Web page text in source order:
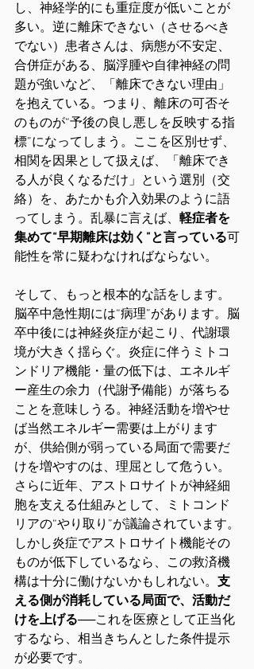
し、神経学的にも重症度が低いことが
多い。逆に離床できない（させるべき
でない）患者さんは、病態が不安定、
合併症がある、脳浮腫や自律神経の問
題が強いなど、「離床できない理由」
を抱えている。つまり、離床の可否そ
のものが“予後の良し悪しを反映する指
標”になってしまう。ここを区別せず、
相関を因果として扱えば、「離床でき
る人が良くなるだけ」という選別（交
絡）を、あたかも介入効果のように語
ってしまう。乱暴に言えば、 軽症者を
集めて“早期離床は効く”と言っている可
能性を常に疑わなければならない。
そして、もっと根本的な話をします。
脳卒中急性期には“病理”があります。脳
卒中後には神経炎症が起こり、代謝環
境が大きく揺らぐ。炎症に伴うミトコ
ンドリア機能・量の低下は、エネルギ
ー産生の余力（代謝予備能）が落ちる
ことを意味しうる。神経活動を増やせ
ば当然エネルギー需要は上がります
が、供給側が弱っている局面で需要だ
けを増やすのは、理屈として危うい。
さらに近年、アストロサイトが神経細
胞を支える仕組みとして、ミトコンド
リアの“やり取り”が議論されています。
しかし炎症でアストロサイト機能その
ものが低下しているなら、この救済機
構は十分に働けないかもしれない。 支
える側が消耗している局面で、活動だ
けを上げる──これを医療として正当化
するなら、相当きちんとした条件提示
が必要です。